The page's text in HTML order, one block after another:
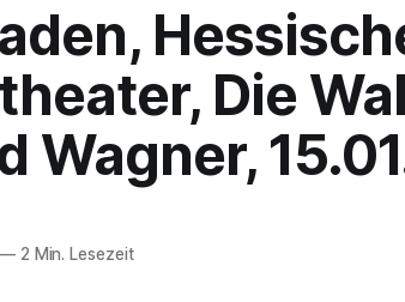
Die
Wagner,
—2 Min. Lesezeit